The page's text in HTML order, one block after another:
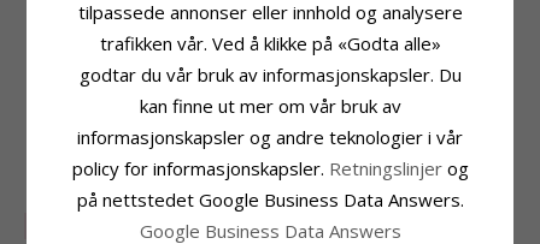
Ringskinne
Bredde Topp: 2,8 mm
Bredde Bunn:
2,3 mm
Tykkelse Topp:
1,4 mm
KUNDER KJØPER OGSÅ
10%
tilpassede annonser eller innhold og analysere
trafikken vår. Ved å klikke på «Godta alle»
godtar du vår bruk av informasjonskapsler. Du
kan finne ut mer om vår bruk av
informasjonskapsler og andre teknologier i vår
policy for informasjonskapsler. Retningslinjer og
på nettstedet Google Business Data Answers.
Google Business Data Answers